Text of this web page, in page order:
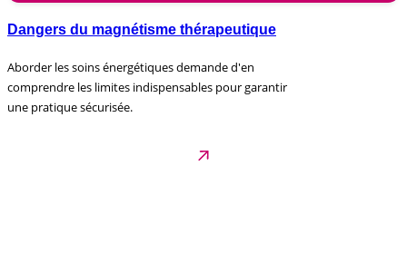
Dangers du magnétisme thérapeutique
Aborder les soins énergétiques demande d'en
comprendre les limites indispensables pour garantir
une pratique sécurisée.